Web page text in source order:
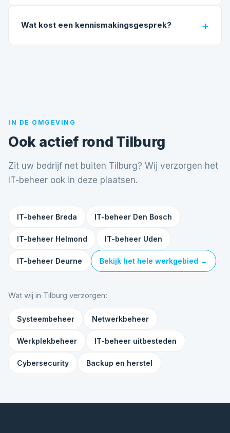
Wat kost een kennismakingsgesprek?
IN DE OMGEVING
Ook actief rond Tilburg
Zit uw bedrijf net buiten Tilburg? Wij verzorgen het
IT-beheer ook in deze plaatsen.
IT-beheer Breda IT-beheer Den Bosch
IT-beheer Helmond IT-beheer Uden
IT-beheer Deurne Bekijk het hele werkgebied →
Wat wij in Tilburg verzorgen:
Systeembeheer Netwerkbeheer
Werkplekbeheer IT-beheer uitbesteden
Cybersecurity Backup en herstel